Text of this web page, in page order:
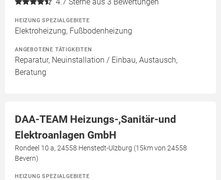
HEIZUNG SPEZIALGEBIETE
Elektroheizung, Fußbodenheizung
ANGEBOTENE TÄTIGKEITEN
Reparatur, Neuinstallation / Einbau, Austausch,
Beratung
DAA-TEAM Heizungs-,Sanitär-und
Elektroanlagen GmbH
Rondeel 10 a, 24558 Henstedt-Ulzburg (15km von 24558
Bevern)
HEIZUNG SPEZIALGEBIETE